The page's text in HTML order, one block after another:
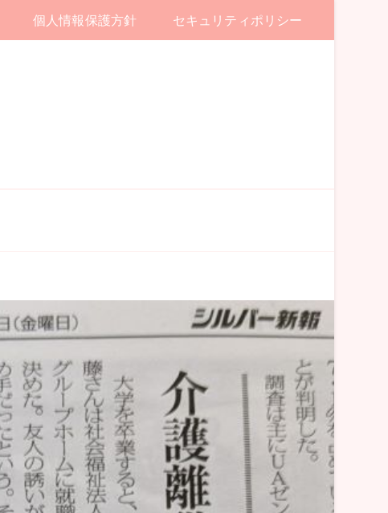
個人情報保護方針 セキュリティポリシー